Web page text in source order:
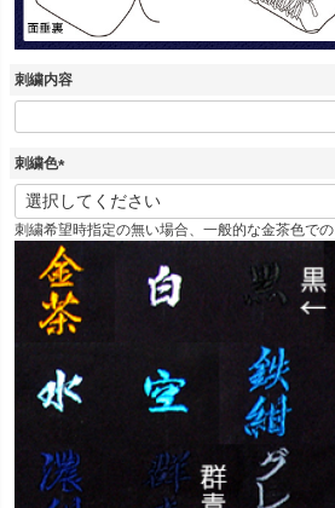
刺繍内容
刺繍色
(
必
須
)
刺繍希望時指定の無い場合、一般的な金茶色での